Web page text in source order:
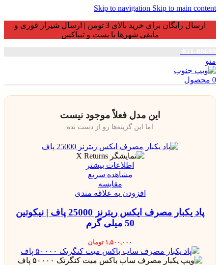
Skip to navigation Skip to main content
ارسال رایگان برای خرید بالای 3 تومن | ارسال شیراز فوری و
مابقی شهرها با پست و تیپاکس
منو
0 محصول
این مدل فعلاً موجود نیست
اما این گزینه‌ها رو از دست نده
اطلاعات بیشتر
مشاهده سریع
مقایسه
افزودن به علاقه مندی
پاد یکبار مصرف ایکس ریترنز 25000 پاف | نیکوتین
50 میلی گرم
۱,۵۰۰,۰۰۰ تومان